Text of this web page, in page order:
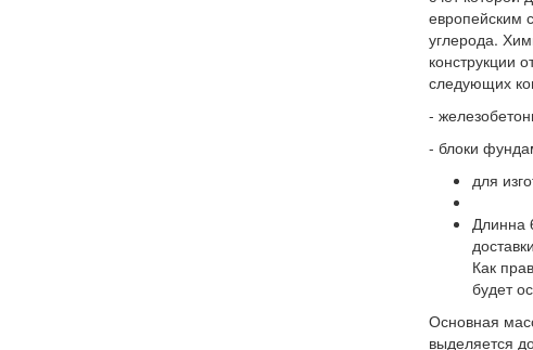
европейским
углерода.
конструкции
следующих
-
- блоки
для
Длинна
Как
будет
Основная
выделяется